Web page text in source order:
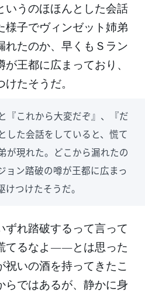
いうのほほんとした会話
様子でヴィンゼット姉弟
れたのか、早くもＳラン
王都に広まっており、
たそうだ。
『これから大変だぞ』、『だ
した会話をしていると、慌て
が現れた。どこから漏れたの
ョン踏破の噂が王都に広まっ
つけたそうだ。
ずれ踏破するって言って
てるなよ――とは思った
祝いの酒を持ってきたこ
らではあるが、静かに身